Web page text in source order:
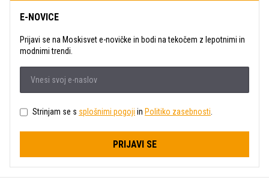
E-NOVICE
Prijavi se na Moskisvet e-novičke in bodi na tekočem z lepotnimi in
modnimi trendi.
Strinjam se s splošnimi pogoji in Politiko zasebnosti.
PRIJAVI SE